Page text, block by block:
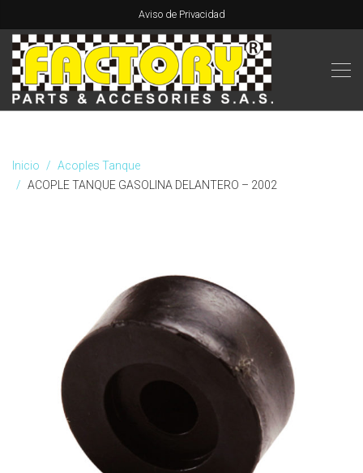
Aviso de Privacidad
Inicio
Acoples Tanque
ACOPLE TANQUE GASOLINA DELANTERO – 2002